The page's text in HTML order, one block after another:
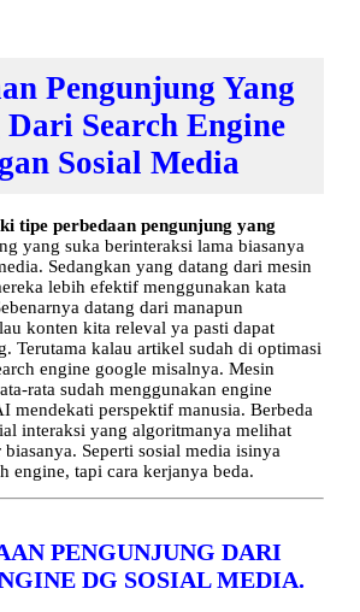
Pengunjung Yang
Search Engine
Sosial Media
tipe perbedaan pengunjung yang
yang suka berinteraksi lama biasanya
Sedangkan yang datang dari mesin
lebih efektif menggunakan kata
datang dari manapun
konten kita releval ya pasti dapat
Terutama kalau artikel sudah di optimasi
engine google misalnya. Mesin
rata sudah menggunakan engine
mendekati perspektif manusia. Berbeda
interaksi yang algoritmanya melihat
Seperti sosial media isinya
engine, tapi cara kerjanya beda.
PENGUNJUNG DARI
DG SOSIAL MEDIA.